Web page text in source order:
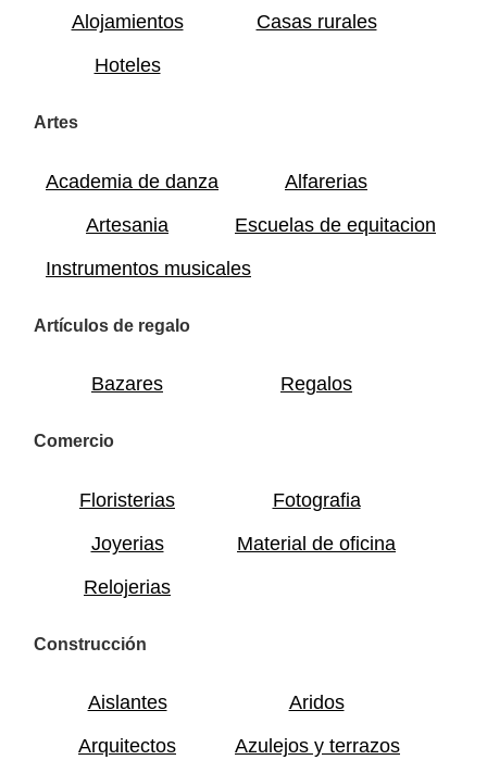
Alojamientos
Casas rurales
Hoteles
Artes
Academia de danza
Alfarerias
Artesania
Escuelas de equitacion
Instrumentos musicales
Artículos de regalo
Bazares Regalos
Comercio
Floristerias
Fotografia
Joyerias
Material de oficina
Relojerias
Construcción
Aislantes
Aridos
Arquitectos
Azulejos y terrazos